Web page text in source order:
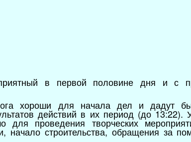
в первой половине дня и с
хороши для начала дел и дадут
действий в их период (до 13:22).
для проведения творческих
начало строительства, обращения за